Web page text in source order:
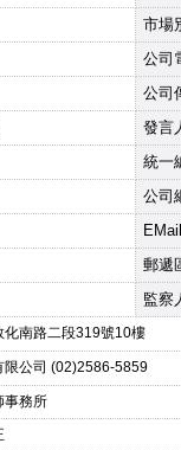
市場
公司
公司
發言
統一
公司
EMail
郵遞
監察
化南路二段319號10樓
限公司 (02)2586-5859
事務所